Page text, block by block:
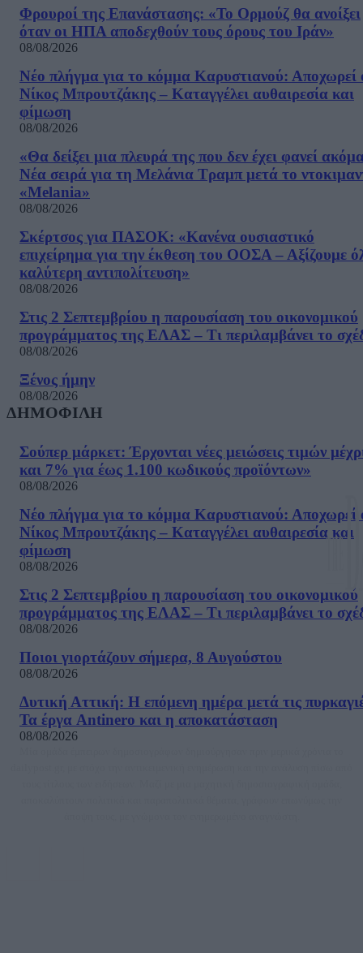
Φρουροί της Επανάστασης: «Το Ορμούζ θα ανοίξει
όταν οι ΗΠΑ αποδεχθούν τους όρους του Ιράν»
08/08/2026
Νέο πλήγμα για το κόμμα Καρυστιανού: Αποχωρεί
Νίκος Μπρουτζάκης – Καταγγέλει αυθαιρεσία και
φίμωση
08/08/2026
«Θα δείξει μια πλευρά της που δεν έχει φανεί
Νέα σειρά για τη Μελάνια Τραμπ μετά το
«Melania»
08/08/2026
Σκέρτσος για ΠΑΣΟΚ: «Κανένα ουσιαστικό
επιχείρημα για την έκθεση του ΟΟΣΑ – Αξίζουμε
καλύτερη αντιπολίτευση»
08/08/2026
Στις 2 Σεπτεμβρίου η παρουσίαση του οικονομικού
προγράμματος της ΕΛΑΣ – Τι περιλαμβάνει το
08/08/2026
Ξένος ήμην
08/08/2026
ΔΗΜΟΦΙΛΗ
Σούπερ μάρκετ: Έρχονται νέες μειώσεις τιμών
και 7% για έως 1.100 κωδικούς προϊόντων»
08/08/2026
Νέο πλήγμα για το κόμμα Καρυστιανού: Αποχωρεί
Νίκος Μπρουτζάκης – Καταγγέλει αυθαιρεσία και
φίμωση
08/08/2026
Στις 2 Σεπτεμβρίου η παρουσίαση του οικονομικού
προγράμματος της ΕΛΑΣ – Τι περιλαμβάνει το
08/08/2026
Ποιοι γιορτάζουν σήμερα, 8 Αυγούστου
08/08/2026
Δυτική Αττική: Η επόμενη ημέρα μετά τις
Τα έργα Antinero και η αποκατάσταση
08/08/2026